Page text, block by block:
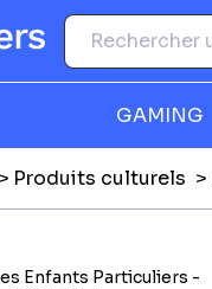
GAMING
Produits culturels